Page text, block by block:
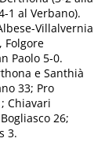
1 al Verbano).
Villalvernia
Folgore
Paolo 5-0.
e Santhià
33; Pro
Chiavari
26;
3.